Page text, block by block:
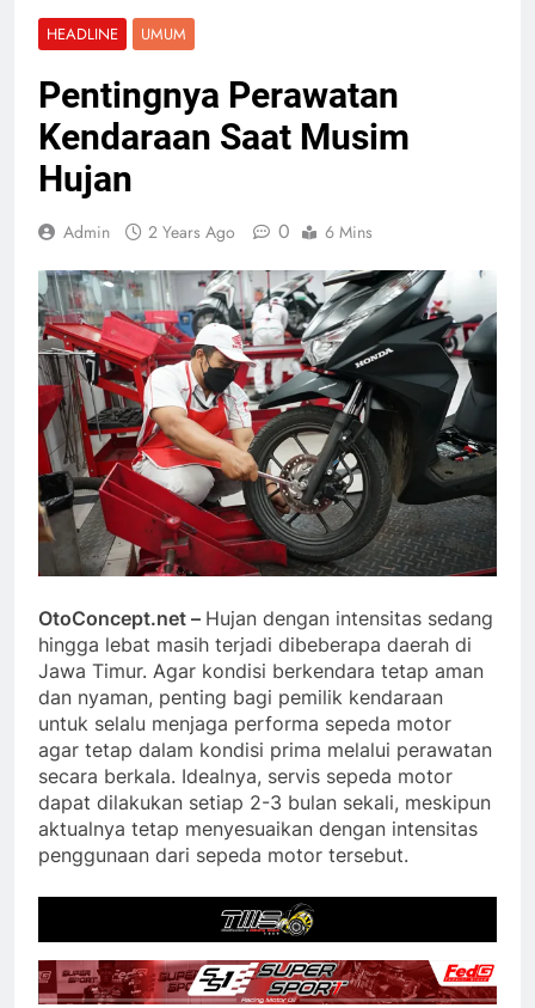
HEADLINE UMUM
Pentingnya Perawatan
Kendaraan Saat Musim
Hujan
Admin 2 Years Ago 0 6 Mins
OtoConcept.net – Hujan dengan intensitas sedang
hingga lebat masih terjadi dibeberapa daerah di
Jawa Timur. Agar kondisi berkendara tetap aman
dan nyaman, penting bagi pemilik kendaraan
untuk selalu menjaga performa sepeda motor
agar tetap dalam kondisi prima melalui perawatan
secara berkala. Idealnya, servis sepeda motor
dapat dilakukan setiap 2-3 bulan sekali, meskipun
aktualnya tetap menyesuaikan dengan intensitas
penggunaan dari sepeda motor tersebut.